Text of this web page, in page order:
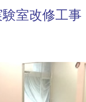
室改修工事